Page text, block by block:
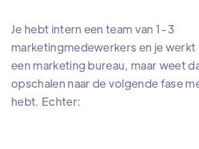
Je hebt intern een team van 1-3
marketingmedewerkers en je werkt
een marketing bureau, maar weet
opschalen naar de volgende fase
hebt. Echter: